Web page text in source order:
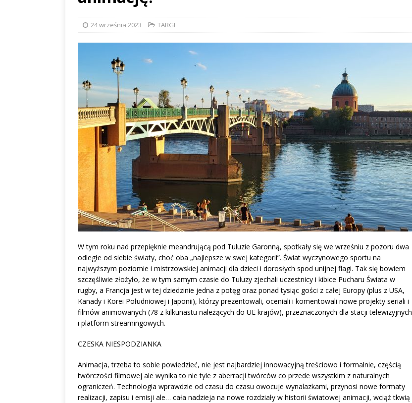
24 września 2023 TARGI
W tym roku nad przepięknie meandrującą pod Tuluzie Garonną, spotkały się we wrześniu z pozoru dwa
odległe od siebie światy, choć oba „najlepsze w swej kategorii”. Świat wyczynowego sportu na
najwyższym poziomie i mistrzowskiej animacji dla dzieci i dorosłych spod unijnej flagi. Tak się bowiem
szczęśliwie złożyło, że w tym samym czasie do Tuluzy zjechali uczestnicy i kibice Pucharu Świata w
rugby, a Francja jest w tej dziedzinie jedna z potęg oraz ponad tysiąc gości z całej Europy (plus z USA,
Kanady i Korei Południowej i Japonii), którzy prezentowali, oceniali i komentowali nowe projekty seriali i
filmów animowanych (78 z kilkunastu należących do UE krajów), przeznaczonych dla stacji telewizyjnych
i platform streamingowych.
CZESKA NIESPODZIANKA
Animacja, trzeba to sobie powiedzieć, nie jest najbardziej innowacyjną treściowo i formalnie, częścią
twórczości filmowej ale wynika to nie tyle z aberracji twórców co przede wszystkim z naturalnych
ograniczeń. Technologia wprawdzie od czasu do czasu owocuje wynalazkami, przynosi nowe formaty
realizacji, zapisu i emisji ale… cała nadzieja na nowe rozdziały w historii światowej animacji, wciąż tkwią